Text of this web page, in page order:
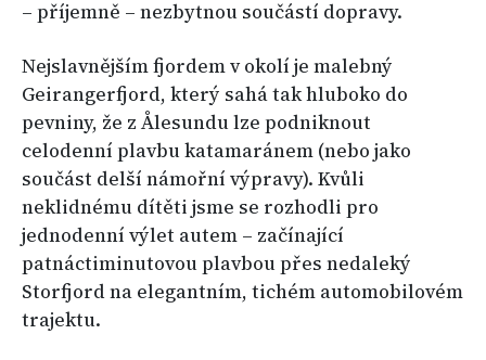
– příjemně – nezbytnou součástí dopravy.
Nejslavnějším fjordem v okolí je malebný
Geirangerfjord, který sahá tak hluboko do
pevniny, že z Ålesundu lze podniknout
celodenní plavbu katamaránem (nebo jako
součást delší námořní výpravy). Kvůli
neklidnému dítěti jsme se rozhodli pro
jednodenní výlet autem – začínající
patnáctiminutovou plavbou přes nedaleký
Storfjord na elegantním, tichém automobilovém
trajektu.